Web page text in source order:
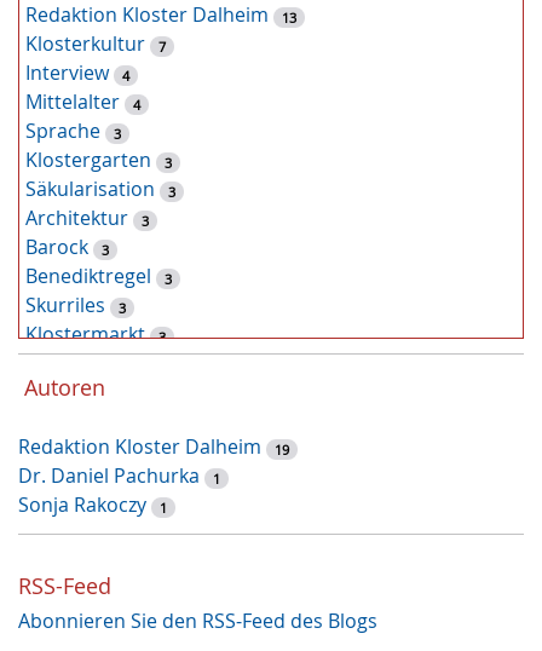
Redaktion Kloster Dalheim 13
Klosterkultur 7
Interview 4
Mittelalter 4
Sprache 3
Klostergarten 3
Säkularisation 3
Architektur 3
Barock 3
Benediktregel 3
Skurriles 3
Klostermarkt 3
Kunst
Tiere 2
Latein 2
Zufallsfund 2
Augustinus von Hippo
Weihnachtszeit 1
Restauruierung
Et labora 1
Autoren
Redaktion Kloster Dalheim 19
Dr. Daniel Pachurka 1
Sonja Rakoczy 1
RSS-Feed
Abonnieren Sie den RSS-Feed des Blogs